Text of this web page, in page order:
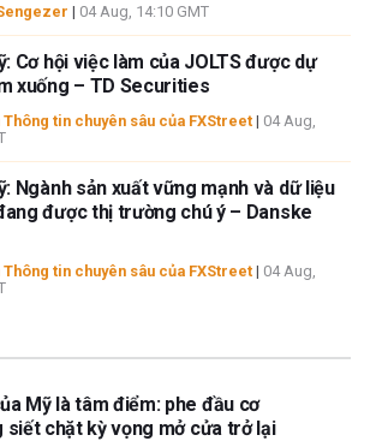
| 04 Aug, 14:10 GMT
Cơ hội việc làm của JOLTS được dự
xuống – TD Securities
Thông tin chuyên sâu của FXStreet | 04 Aug,
Ngành sản xuất vững mạnh và dữ liệu
được thị trường chú ý – Danske
Thông tin chuyên sâu của FXStreet | 04 Aug,
Mỹ là tâm điểm: phe đầu cơ
siết chặt kỳ vọng mở cửa trở lại